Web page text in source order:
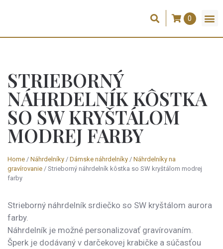
STRIEBORNÝ
NÁHRDELNÍK KÔSTKA
SO SW KRYŠTÁLOM
MODREJ FARBY
Home / Náhrdelníky / Dámske náhrdelníky / Náhrdelníky na
gravírovanie / Strieborný náhrdelník kôstka so SW kryštálom modrej
farby
Strieborný náhrdelník srdiečko so SW kryštálom aurora
farby.
Náhrdelník je možné personalizovať gravírovaním.
Šperk je dodávaný v darčekovej krabičke a súčasťou